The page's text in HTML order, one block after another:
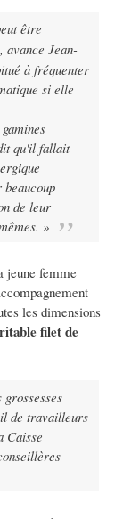
être
, avance Jean-
à fréquenter
si elle
qu'il fallait
de leur
»
jeune femme
les dimensions
filet de
de travailleurs
Caisse